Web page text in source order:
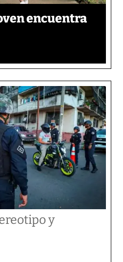
encuentra
y